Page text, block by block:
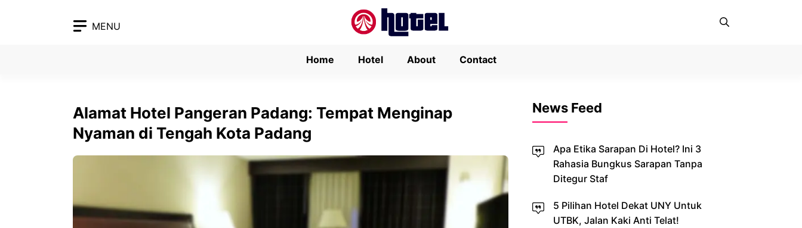
MENU
Home Hotel About Contact
Alamat Hotel Pangeran Padang: Tempat Menginap
Nyaman di Tengah Kota Padang
News Feed
Apa Etika Sarapan Di Hotel? Ini 3
Rahasia Bungkus Sarapan Tanpa
Ditegur Staf
5 Pilihan Hotel Dekat UNY Untuk
UTBK, Jalan Kaki Anti Telat!